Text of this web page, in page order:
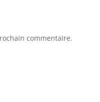
commentaire.